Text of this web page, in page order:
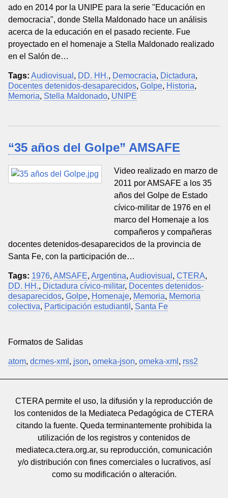
ado en 2014 por la UNIPE para la serie "Educación en
democracia", donde Stella Maldonado hace un análisis
acerca de la educación en el pasado reciente. Fue
proyectado en el homenaje a Stella Maldonado realizado
en el Salón de…
Tags: Audiovisual , DD. HH., Democracia, Dictadura,
Docentes detenidos-desaparecidos, Golpe, Historia,
Memoria, Stella Maldonado, UNIPE
“35 años del Golpe” AMSAFE
Video realizado en marzo de
2011 por AMSAFE a los 35
años del Golpe de Estado
cívico-militar de 1976 en el
marco del Homenaje a los
compañeros y compañeras
docentes detenidos-desaparecidos de la provincia de
Santa Fe, con la participación de…
Tags: 1976, AMSAFE, Argentina, Audiovisual , CTERA,
DD. HH., Dictadura cívico-militar, Docentes detenidos-
desaparecidos, Golpe, Homenaje, Memoria, Memoria
colectiva, Participación estudiantil , Santa Fe
Formatos de Salidas
atom, dcmes-xml , json, omeka-json, omeka-xml , rss2
CTERA permite el uso, la difusión y la reproducción de
los contenidos de la Mediateca Pedagógica de CTERA
citando la fuente. Queda terminantemente prohibida la
utilización de los registros y contenidos de
mediateca.ctera.org.ar, su reproducción, comunicación
y/o distribución con fines comerciales o lucrativos, así
como su modificación o alteración.